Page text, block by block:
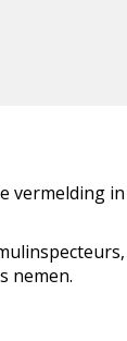
vermelding
nemen.